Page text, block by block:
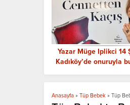
Mayaların ilham
Maya Büyüsü
Anasayfa » Tüp Bebek » Tüp